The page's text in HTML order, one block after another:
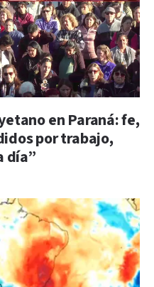
en Paraná: fe,
por trabajo,
día”